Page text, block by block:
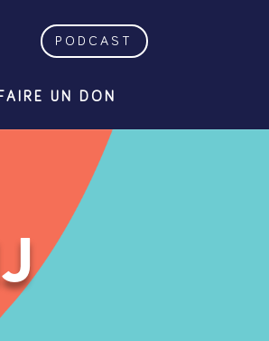
PODCAST
FAIRE UN DON